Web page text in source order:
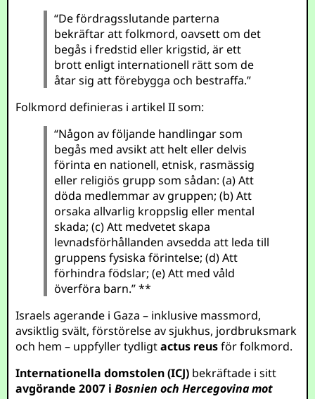
“De fördragsslutande parterna
bekräftar att folkmord, oavsett om det
begås i fredstid eller krigstid, är ett
brott enligt internationell rätt som de
åtar sig att förebygga och bestraffa.”
Folkmord definieras i artikel II som:
“Någon av följande handlingar som
begås med avsikt att helt eller delvis
förinta en nationell, etnisk, rasmässig
eller religiös grupp som sådan: (a) Att
döda medlemmar av gruppen; (b) Att
orsaka allvarlig kroppslig eller mental
skada; (c) Att medvetet skapa
levnadsförhållanden avsedda att leda till
gruppens fysiska förintelse; (d) Att
förhindra födslar; (e) Att med våld
överföra barn.” **
Israels agerande i Gaza – inklusive massmord,
avsiktlig svält, förstörelse av sjukhus, jordbruksmark
och hem – uppfyller tydligtactus reusför folkmord.
Internationella domstolen (ICJ) bekräftade i sitt
avgörande 2007 iBosnien och Hercegovina mot